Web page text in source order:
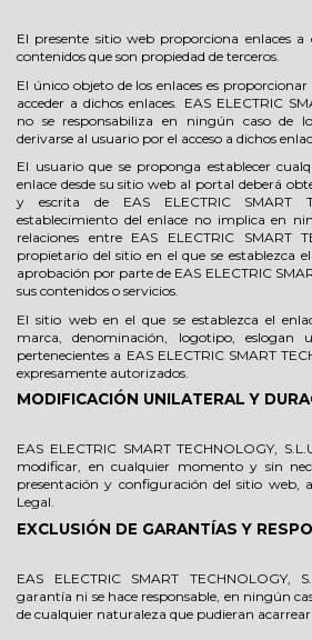
El presente sitio web proporciona enlaces
contenidos que son propiedad de terceros.
El único objeto de los enlaces es
acceder a dichos enlaces. EAS ELECTRIC
no se responsabiliza en ningún caso de
derivarse al usuario por el acceso a dichos
El usuario que se proponga establecer
enlace desde su sitio web al portal deberá
y escrita de EAS ELECTRIC SMART
establecimiento del enlace no implica en
relaciones entre EAS ELECTRIC SMART
propietario del sitio en el que se establezca
aprobación por parte de EAS ELECTRIC
sus contenidos o servicios.
El sitio web en el que se establezca el
marca, denominación, logotipo, eslogan
pertenecientes a EAS ELECTRIC SMART
expresamente autorizados.
MODIFICACIÓN UNILATERAL Y
EAS ELECTRIC SMART TECHNOLOGY,
modificar, en cualquier momento y sin
presentación y configuración del sitio web,
Legal.
EXCLUSIÓN DE GARANTÍAS Y
EAS ELECTRIC SMART
garantía ni se hace responsable, en ningún
de cualquier naturaleza que pudieran acarrear